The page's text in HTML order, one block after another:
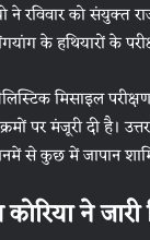
ने रविवार को संयुक्त
के हथियारों के
मिसाइल परीक्षण
पर मंजूरी दी है।
से कुछ में जापान
ने